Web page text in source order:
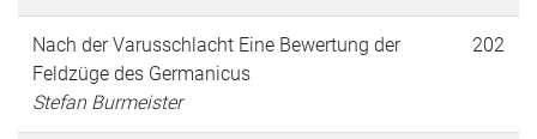
Nach der Varusschlacht Eine Bewertung der
Feldzüge des Germanicus
Stefan Burmeister
202